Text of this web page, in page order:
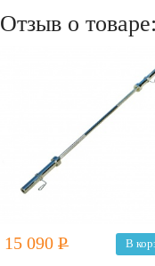
Отзыв о
15 090 Р В